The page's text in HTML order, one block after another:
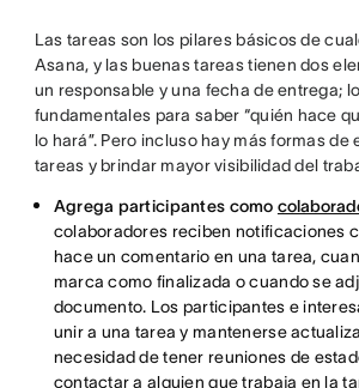
Las tareas son los pilares básicos de
Asana, y las buenas tareas tienen dos
un responsable y una fecha de entrega;
fundamentales para saber “quién hace
lo hará”. Pero incluso hay más formas de
tareas y brindar mayor visibilidad del
Agrega participantes como
colaboradores reciben notificaciones
hace un comentario en una tarea,
marca como finalizada o cuando se
documento. Los participantes e
unir a una tarea y mantenerse
necesidad de tener reuniones de
contactar a alguien que trabaja en la